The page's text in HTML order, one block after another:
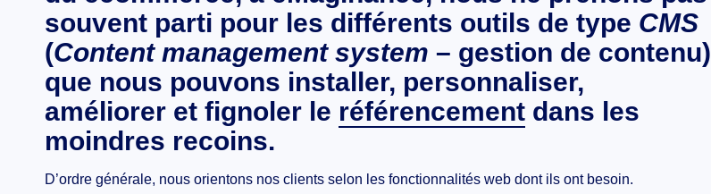
souvent parti pour les différents outils de type CMS
(Content management system – gestion de contenu)
que nous pouvons installer, personnaliser,
améliorer et fignoler le référencement dans les
moindres recoins.
D’ordre générale, nous orientons nos clients selon les fonctionnalités web dont ils ont besoin.